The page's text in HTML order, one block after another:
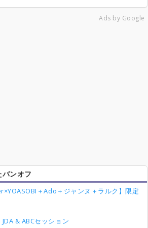
Ads by Google
ンオフ
＋Ado＋ジャンヌ＋ラルク】限定
& ABCセッション